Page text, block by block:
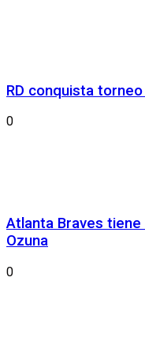
RD conquista
0
Atlanta Braves tiene
Ozuna
0